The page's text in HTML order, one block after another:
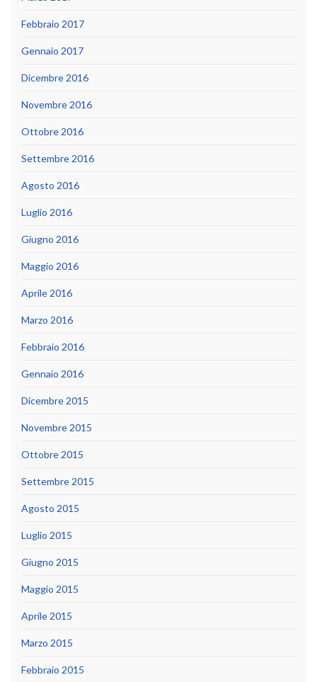
Febbraio 2017
Gennaio 2017
Dicembre 2016
Novembre 2016
Ottobre 2016
Settembre 2016
Agosto 2016
Luglio 2016
Giugno 2016
Maggio 2016
Aprile 2016
Marzo 2016
Febbraio 2016
Gennaio 2016
Dicembre 2015
Novembre 2015
Ottobre 2015
Settembre 2015
Agosto 2015
Luglio 2015
Giugno 2015
Maggio 2015
Aprile 2015
Marzo 2015
Febbraio 2015